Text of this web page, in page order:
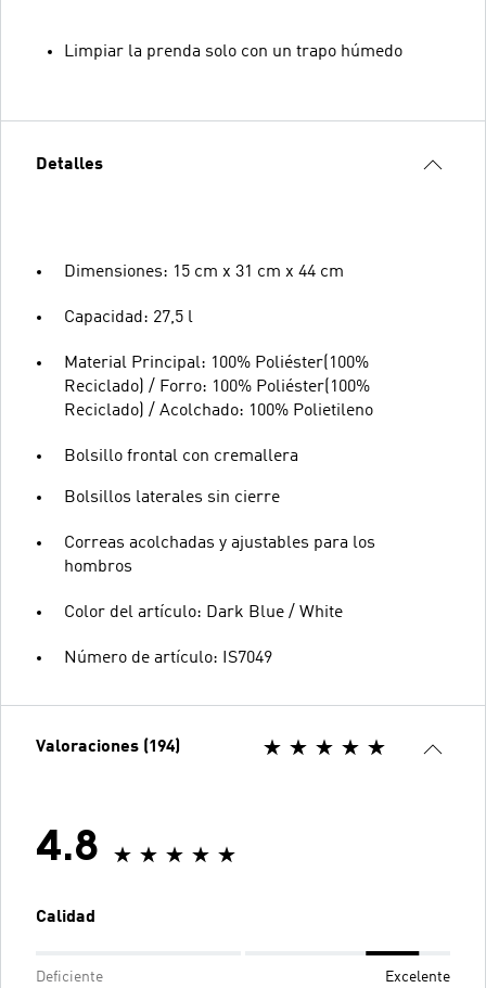
Limpiar la prenda solo con un trapo húmedo
Detalles
Dimensiones: 15 cm x 31 cm x 44 cm
Capacidad: 27,5 l
Material Principal: 100% Poliéster(100%
Reciclado) / Forro: 100% Poliéster(100%
Reciclado) / Acolchado: 100% Polietileno
Bolsillo frontal con cremallera
Bolsillos laterales sin cierre
Correas acolchadas y ajustables para los
hombros
Color del artículo: Dark Blue / White
Número de artículo: IS7049
Valoraciones (194)
4.8
Calidad
Deficiente Excelente